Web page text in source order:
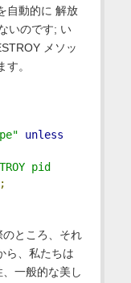
自動的に 解放
いのです; い
メソッ
。
unless
pid
ところ、それ
ら、私たちは
一般的な美し